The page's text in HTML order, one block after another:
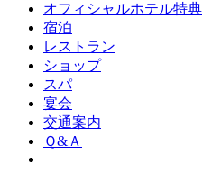
オフィシャルホテル特典
宿泊
レストラン
ショップ
スパ
宴会
交通案内
Ｑ&Ａ